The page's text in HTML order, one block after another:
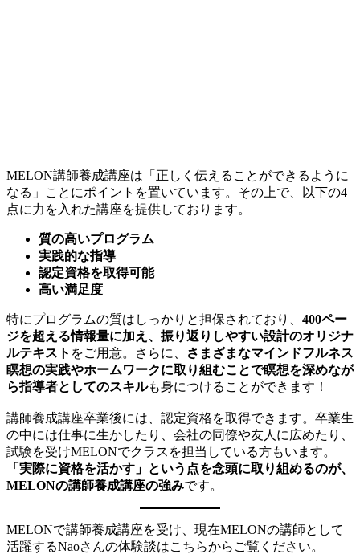
MELON講師養成講座は「正しく伝えることができるように
なる」ことにポイントを置いています。その上で、以下の4
点に力を入れた講座を提供しております。
質の高いプログラム
実践的な指導
認定資格を取得可能
高い満足度
特にプログラムの質はしっかりと担保されており、 400ペー
ジを超える情報量に加え、振り返りしやすい設計のオリジナ
ルテキスト をご用意。さらに、
さまざまなマインドフルネス
瞑想の実践やホームワークに取り組むことで瞑想を深めなが
ら指導者としてのスキルも身につけることができます！
講師養成講座卒業後には、認定資格を取得できます。卒業生
の中には仕事に生かしたり、会社の同僚や友人に広めたり、
試験を受けMELONでクラスを担当している方もいます。
「実際に資格を活かす」という点を念頭に取り組めるのが、
MELONの講師養成講座の強みです。
MELONで講師養成講座を受け、現在MELONの講師として
活躍するNaoさんの体験談はこちらからご覧ください。